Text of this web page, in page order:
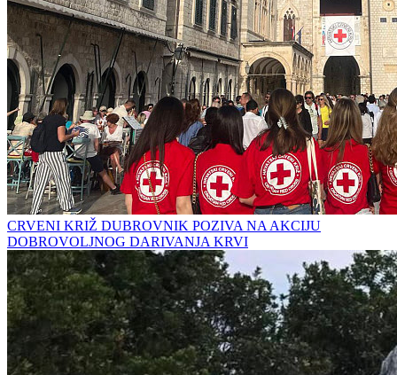
CRVENI KRIŽ DUBROVNIK POZIVA NA AKCIJU
DOBROVOLJNOG DARIVANJA KRVI